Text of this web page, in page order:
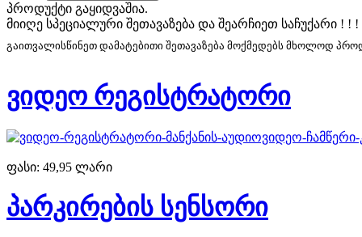
პროდუქტი გაყიდვაშია.
მიიღე სპეციალური შეთავაზება და შეარჩიეთ საჩუქარი ! ! !
გაითვალისწინეთ დამატებითი შეთავაზება მოქმედებს მხოლოდ
ვიდეო რეგისტრატორი
ფასი: 49,95 ლარი
პარკირების სენსორი